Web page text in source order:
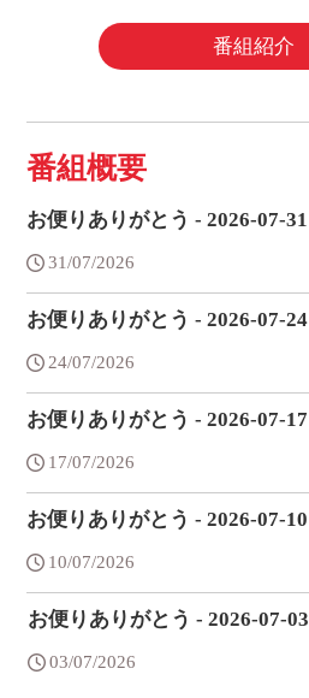
番組紹介
番組概要
お便りありがとう - 2026-07-31
31/07/2026
お便りありがとう - 2026-07-24
24/07/2026
お便りありがとう - 2026-07-17
17/07/2026
お便りありがとう - 2026-07-10
10/07/2026
お便りありがとう - 2026-07-03
03/07/2026